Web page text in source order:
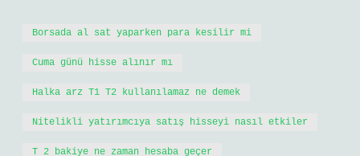
Borsada al sat yaparken para kesilir mi
Cuma günü hisse alınır mı
Halka arz T1 T2 kullanılamaz ne demek
Nitelikli yatırımcıya satış hisseyi nasıl etkiler
T 2 bakiye ne zaman hesaba geçer